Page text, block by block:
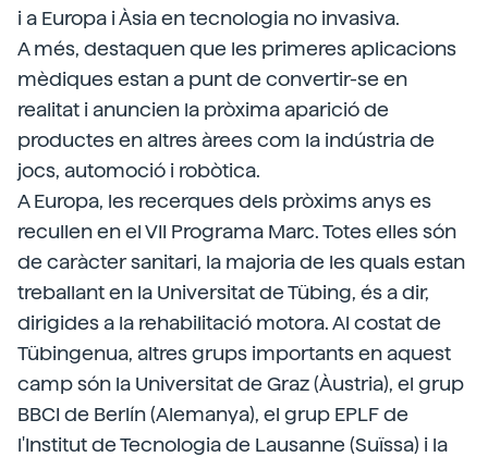
i a Europa i Àsia en tecnologia no invasiva.
A més, destaquen que les primeres aplicacions
mèdiques estan a punt de convertir-se en
realitat i anuncien la pròxima aparició de
productes en altres àrees com la indústria de
jocs, automoció i robòtica.
A Europa, les recerques dels pròxims anys es
recullen en el VII Programa Marc. Totes elles són
de caràcter sanitari, la majoria de les quals estan
treballant en la Universitat de Tübing, és a dir,
dirigides a la rehabilitació motora. Al costat de
Tübingenua, altres grups importants en aquest
camp són la Universitat de Graz (Àustria), el grup
BBCI de Berlín (Alemanya), el grup EPLF de
l'Institut de Tecnologia de Lausanne (Suïssa) i la